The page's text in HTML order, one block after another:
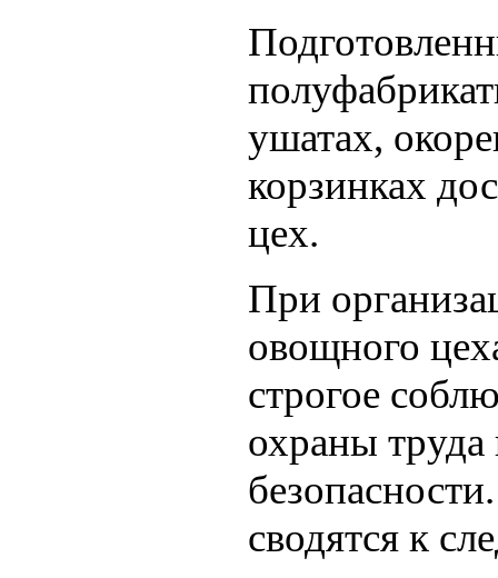
ушатах,
корзинках
цех.
При
овощного
строгое
охраны труда
сводятся к